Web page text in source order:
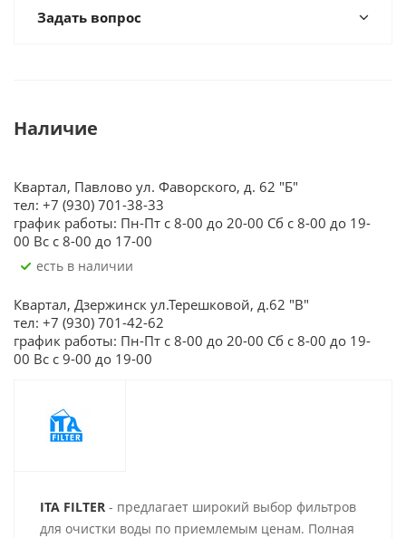
Задать вопрос
Наличие
Квартал, Павлово ул. Фаворского, д. 62 "Б"
тел: +7 (930) 701-38-33
график работы: Пн-Пт с 8-00 до 20-00 Сб с 8-00 до 19-
00 Вс с 8-00 до 17-00
Есть в наличии
Квартал, Дзержинск ул.Терешковой, д.62 "В"
тел: +7 (930) 701-42-62
график работы: Пн-Пт с 8-00 до 20-00 Сб с 8-00 до 19-
00 Вс с 9-00 до 19-00
ITA FILTER - предлагает широкий выбор фильтров
для очистки воды по приемлемым ценам. Полная